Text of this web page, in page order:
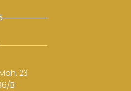
23
B